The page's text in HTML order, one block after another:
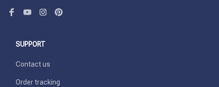
SUPPORT
Contact us
Order tracking